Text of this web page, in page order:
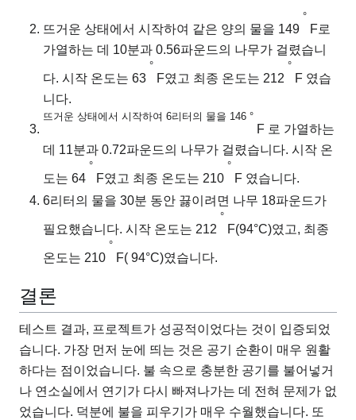
뜨거운 상태에서 시작하여 같은 양의 물을 149
°
F로
가열하는 데 10분과 0.56파운드의 나무가 걸렸습니
다. 시작 온도는 63
°
F였고 최종 온도는 212
°
F 였습
니다.
뜨거운 상태에서 시작하여 6리터의 물을 146 °
F 로 가열하는
데 11분과 0.72파운드의 나무가 걸렸습니다. 시작 온
도는 64
°
F였고 최종 온도는 210
°
F 였습니다.
6리터의 물을 30분 동안 끓이려면 나무 18파운드가
필요했습니다. 시작 온도는 212
°
F(94°C)였고, 최종
온도는 210
°
F( 94°C)였습니다.
결론
테스트 결과, 프로젝트가 성공적이었다는 것이 입증되었
습니다. 가장 먼저 눈에 띄는 것은 공기 순환이 매우 원활
하다는 점이었습니다. 불 속으로 충분한 공기를 불어넣거
나 연소실에서 연기가 다시 빠져나가는 데 전혀 문제가 없
었습니다. 덕분에 불을 피우기가 매우 수월했습니다. 또